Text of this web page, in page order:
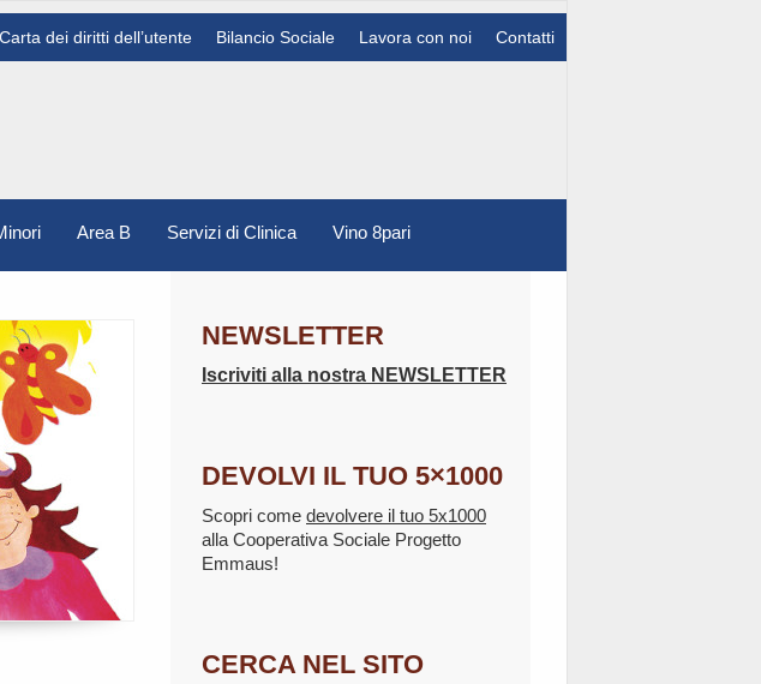
Contatti
Lavora con noi
Bilancio Sociale
Carta dei diritti dell’utente
Area B Servizi di Clinica Vino 8pari
NEWSLETTER
Iscriviti alla nostra NEWSLETTER
DEVOLVI IL TUO 5×1000
Scopri come devolvere il tuo 5x1000
alla Cooperativa Sociale Progetto
Emmaus!
CERCA NEL SITO